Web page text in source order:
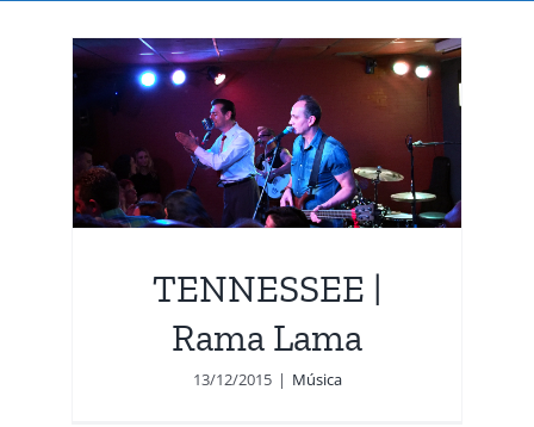
TENNESSEE |
Rama Lama
13/12/2015 | Música